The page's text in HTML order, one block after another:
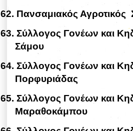
62. Πανσαμιακός Αγροτικός
63. Σύλλογος Γονέων και
Σάμου
64. Σύλλογος Γονέων και
Πορφυριάδας
65. Σύλλογος Γονέων και
Μαραθοκάμπου